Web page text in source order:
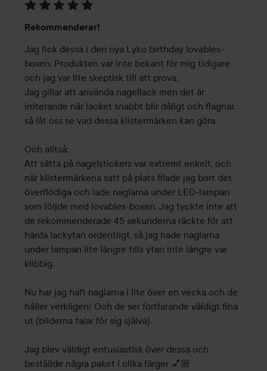
5
av
5
Rekommenderar!
Jag fick dessa i den nya Lyko birthday lovables-
boxen. Produkten var inte bekant för mig tidigare
och jag var lite skeptisk till att prova.
Jag gillar att använda nagellack men det är
irriterande när lacket snabbt blir dåligt och flagnar,
så låt oss se vad dessa klistermärken kan göra.
Och alltså:
Att sätta på nagelstickers var extremt enkelt, och
när klistermärkena satt på plats filade jag bort det
överflödiga och lade naglarna under LED-lampan
som följde med lovables-boxen. Jag tyckte inte att
de rekommenderade 45 sekunderna räckte för att
härda lackytan ordentligt, så jag hade naglarna
under lampan lite längre tills ytan inte längre var
klibbig.
Nu har jag haft naglarna i lite över en vecka och de
håller verkligen! Och de ser fortfarande väldigt fina
ut (bilderna talar för sig själva).
Jag blev väldigt entusiastisk över dessa och
beställde några paket i olika färger 💅🏼